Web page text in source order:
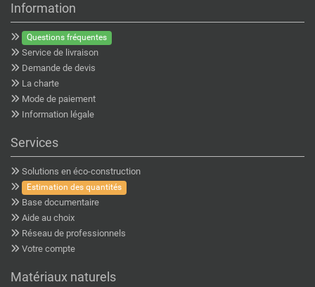
Information
Questions fréquentes
Service de livraison
Demande de devis
La charte
Mode de paiement
Information légale
Services
Solutions en éco-construction
Estimation des quantités
Base documentaire
Aide au choix
Réseau de professionnels
Votre compte
Matériaux naturels